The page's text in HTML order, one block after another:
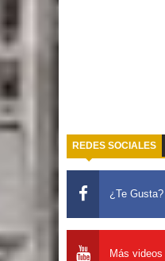
REDES SOCIALES
¿Te Gusta?
Más videos